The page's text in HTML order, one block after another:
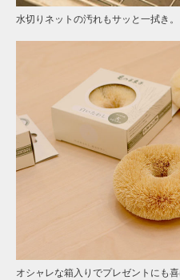
水切りネットの汚れもサッと一拭き。
オシャレな箱入りでプレゼントにも喜